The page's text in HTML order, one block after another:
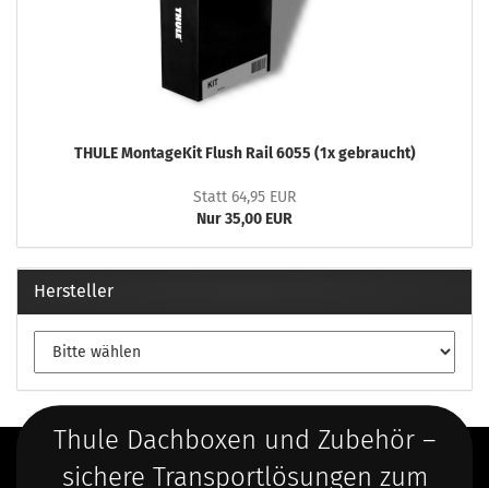
THULE MontageKit Flush Rail 6055 (1x gebraucht)
Statt 64,95 EUR
Nur 35,00 EUR
Hersteller
Thule Dachboxen und Zubehör –
sichere Transportlösungen zum